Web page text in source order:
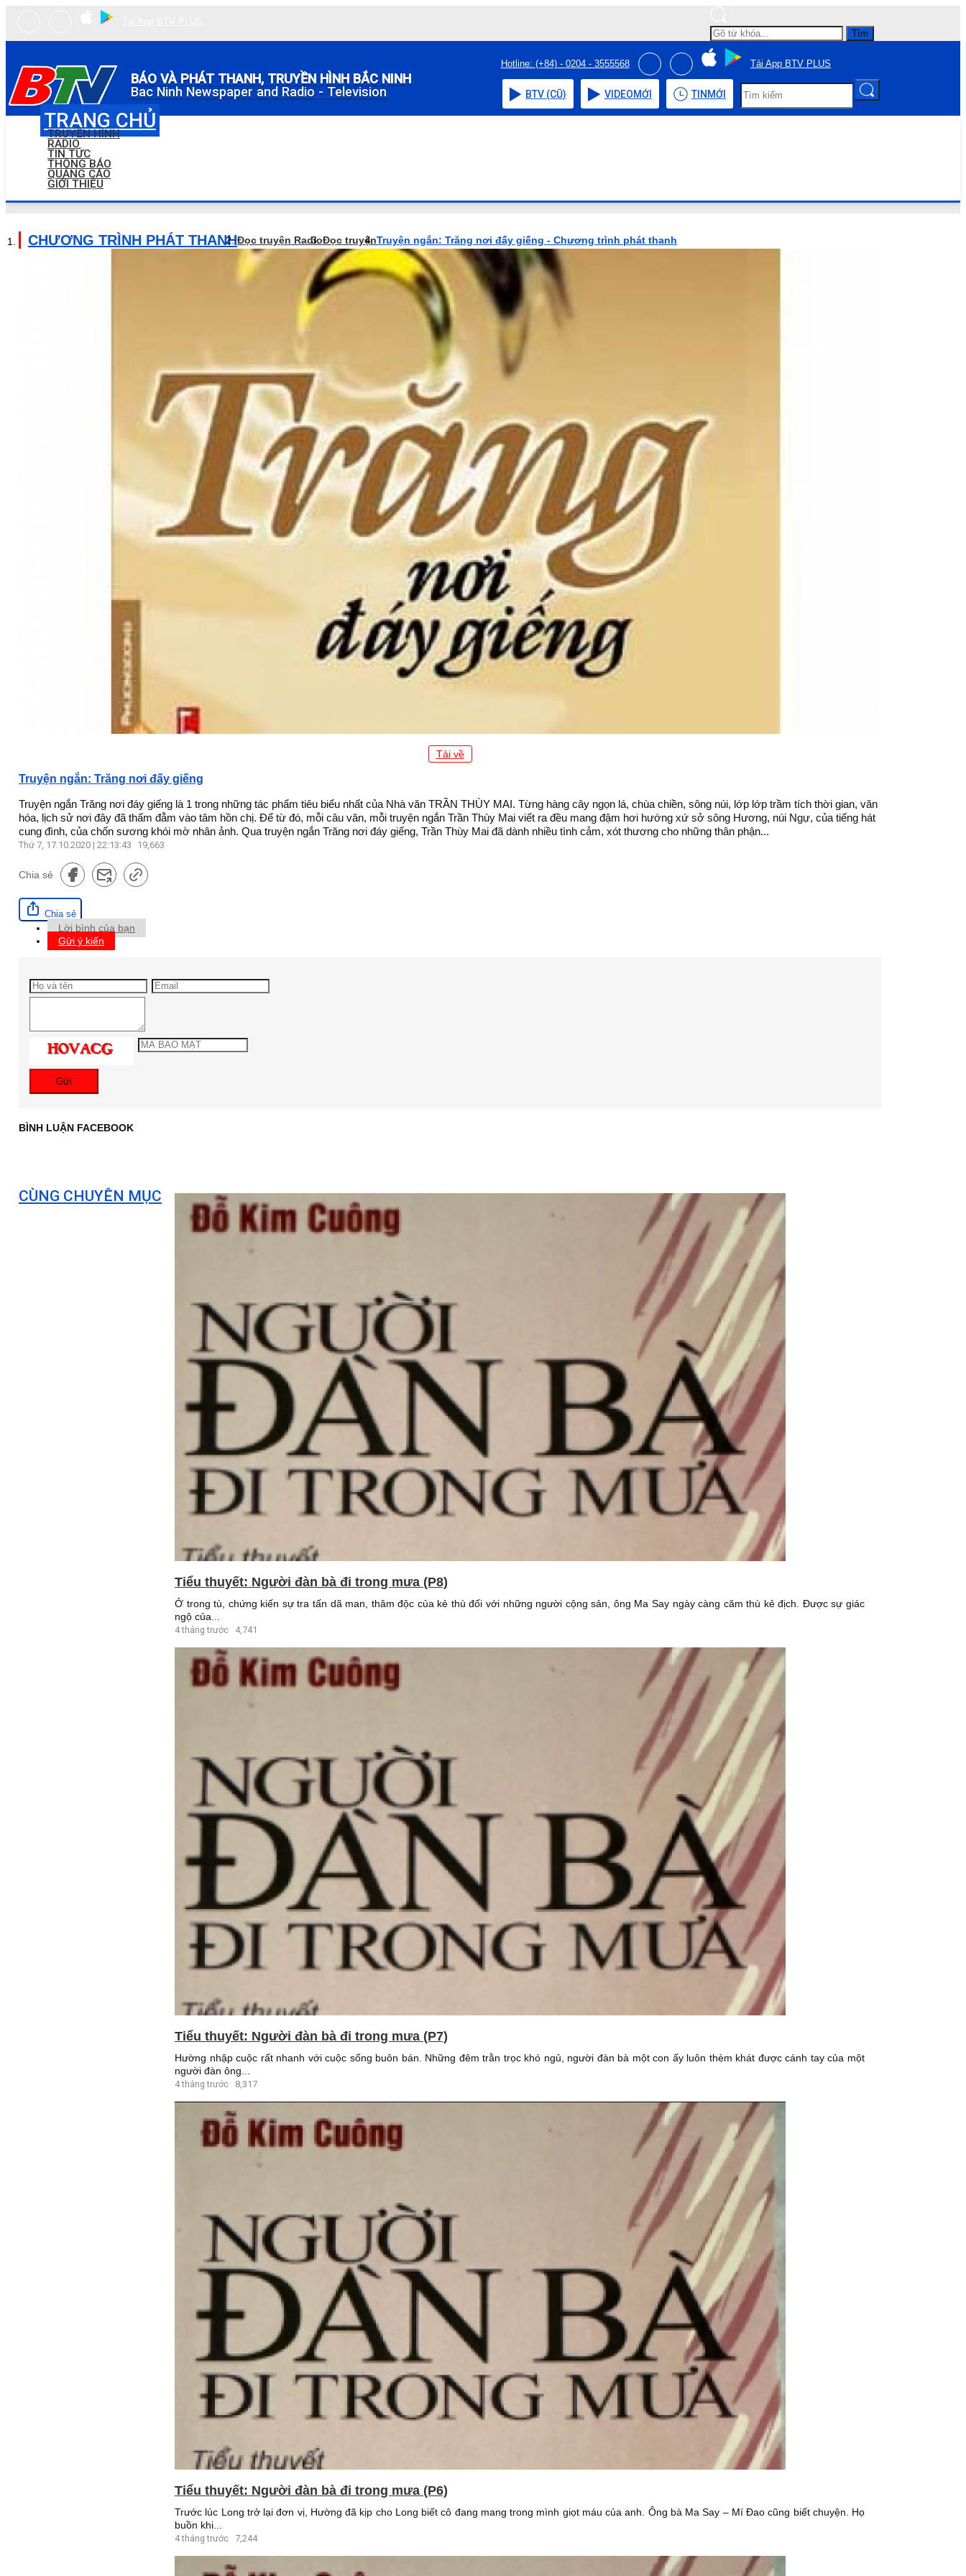
Tìm
BÁO VÀ PHÁT THANH, TRUYỀN HÌNH BẮC NINH
Bac Ninh Newspaper and Radio - Television
Hotline: (+84) - 0204 - 3555568 Tải App BTV PLUS
BTV (CŨ) VIDEOMỚI TIN MỚI
TRANG CHỦ
TRUYỀN HÌNH
RADIO
TIN TỨC
THÔNG BÁO
QUẢNG CÁO
GIỚI THIỆU
CHƯƠNG TRÌNH PHÁT THANHĐọc truyện RadioĐọc truyệnTruyện ngắn: Trăng nơi đấy giếng - Chương trình phát thanh
Tải về
Truyện ngắn: Trăng nơi đấy giếng
Truyện ngắn Trăng nơi đáy giếng là 1 trong những tác phẩm tiêu biểu nhất của Nhà văn TRẦN THÙY MAI. Từng hàng cây ngọn lá, chùa chiền, sông núi, lớp lớp trầm tích thời gian, văn
hóa, lịch sử nơi đây đã thấm đẫm vào tâm hồn chị. Để từ đó, mỗi câu văn, mỗi truyện ngắn Trần Thùy Mai viết ra đều mang đậm hơi hướng xứ sở sông Hương, núi Ngự, của tiếng hát
cung đình, của chốn sương khói mờ nhân ảnh. Qua truyện ngắn Trăng nơi đáy giếng, Trần Thùy Mai đã dành nhiều tình cảm, xót thương cho những thân phận...
Thứ 7, 17.10.2020 | 22:13:43 19,663
Chia sẻ
Chia sẻ
Lời bình của bạn
Gửi ý kiến
Gửi
BÌNH LUẬN FACEBOOK
CÙNG CHUYÊN MỤC
Tiểu thuyết: Người đàn bà đi trong mưa (P8)
Ở trong tù, chứng kiến sự tra tấn dã man, thâm độc của kẻ thù đối với những người cộng sản, ông Ma Say ngày càng căm thù kẻ địch. Được sự giác
ngộ của...
4 tháng trước 4,741
Tiểu thuyết: Người đàn bà đi trong mưa (P7)
Hường nhập cuộc rất nhanh với cuộc sống buôn bán. Những đêm trằn trọc khó ngủ, người đàn bà một con ấy luôn thèm khát được cánh tay của một
người đàn ông...
4 tháng trước 8,317
Tiểu thuyết: Người đàn bà đi trong mưa (P6)
Trước lúc Long trở lại đơn vị, Hường đã kịp cho Long biết cô đang mang trong mình giọt máu của anh. Ông bà Ma Say – Mí Đao cũng biết chuyện. Họ
buồn khi...
4 tháng trước 7,244